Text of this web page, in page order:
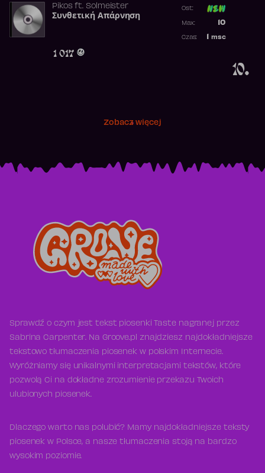
10.
Pikosft. Solmeister
Συνθετική Απάρνηση
1 017
Ost:
10
Max:
msc
Czas:
Zobacz więcej
Sprawdź o czym jest tekst piosenki Taste nagranej przez
Sabrina Carpenter. Na Groove.pl znajdziesz najdokładniejsze
tekstowo tłumaczenia piosenek w polskim Internecie.
Wyróżniamy się unikalnymi interpretacjami tekstów, które
pozwolą Ci na dokładne zrozumienie przekazu Twoich
ulubionych piosenek.
Dlaczego warto nas polubić? Mamy najdokładniejsze teksty
piosenek w Polsce, a nasze tłumaczenia stoją na bardzo
wysokim poziomie.